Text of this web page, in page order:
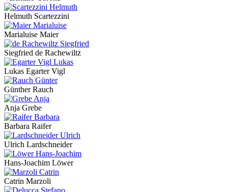
Helmuth Scartezzini
Marialuise Maier
Siegfried de Rachewiltz
Lukas Egarter Vigl
Günther Rauch
Anja Grebe
Barbara Raifer
Ulrich Lardschneider
Hans-Joachim Löwer
Catrin Marzoli